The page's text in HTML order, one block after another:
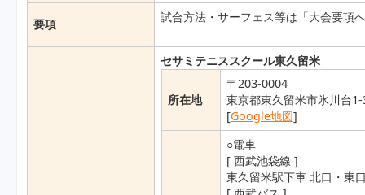
要項 試合方法・サーフェス等は「大会要項
セサミテニススクール東久留米
所在地
〒203-0004
東京都東久留米市氷川台
[Google地図]
○電車
[ 西武池袋線 ]
東久留米駅下車 北口・東